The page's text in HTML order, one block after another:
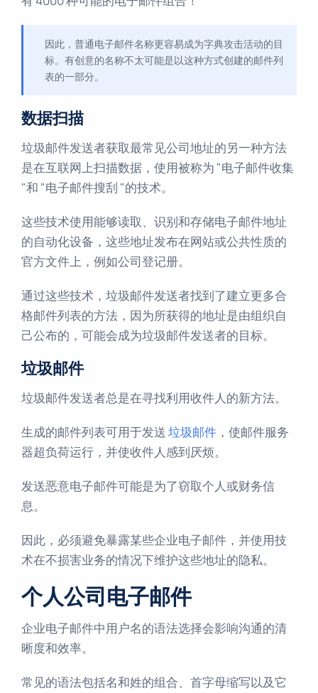
因此，普通电子邮件名称更容易成为字典攻击活动的目
标。有创意的名称不太可能是以这种方式创建的邮件列
表的一部分。
数据扫描
垃圾邮件发送者获取最常见公司地址的另一种方法
是在互联网上扫描数据，使用被称为 "电子邮件收集
"和 "电子邮件搜刮 "的技术。
这些技术使用能够读取、识别和存储电子邮件地址
的自动化设备，这些地址发布在网站或公共性质的
官方文件上，例如公司登记册。
通过这些技术，垃圾邮件发送者找到了建立更多合
格邮件列表的方法，因为所获得的地址是由组织自
己公布的，可能会成为垃圾邮件发送者的目标。
垃圾邮件
垃圾邮件发送者总是在寻找利用收件人的新方法。
生成的邮件列表可用于发送 垃圾邮件 ，使邮件服务
器超负荷运行，并使收件人感到厌烦。
发送恶意电子邮件可能是为了窃取个人或财务信
息。
因此，必须避免暴露某些企业电子邮件，并使用技
术在不损害业务的情况下维护这些地址的隐私。
个人公司电子邮件
企业电子邮件中用户名的语法选择会影响沟通的清
晰度和效率。
常见的语法包括名和姓的组合、首字母缩写以及它